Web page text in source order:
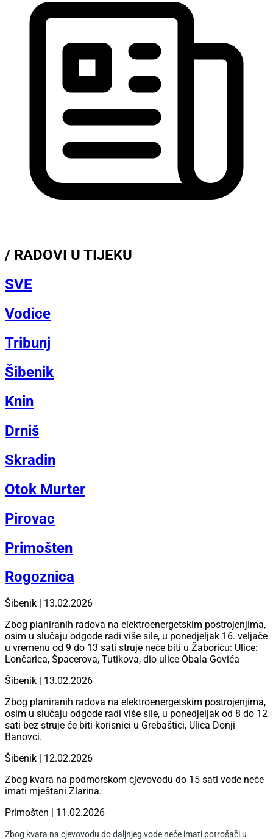
/ RADOVI U TIJEKU
SVE
Vodice
Tribunj
Šibenik
Knin
Drniš
Skradin
Otok Murter
Pirovac
Primošten
Rogoznica
Šibenik | 13.02.2026
Zbog planiranih radova na elektroenergetskim postrojenjima,
osim u slučaju odgode radi više sile, u ponedjeljak 16. veljače
u vremenu od 9 do 13 sati struje neće biti u Žaboriću: Ulice:
Lončarica, Špacerova, Tutikova, dio ulice Obala Govića
Šibenik | 13.02.2026
Zbog planiranih radova na elektroenergetskim postrojenjima,
osim u slučaju odgode radi više sile, u ponedjeljak od 8 do 12
sati bez struje će biti korisnici u Grebaštici, Ulica Donji
Banovci.
Šibenik | 12.02.2026
Zbog kvara na podmorskom cjevovodu do 15 sati vode neće
imati mještani Zlarina.
Primošten | 11.02.2026
Zbog kvara na cjevovodu do daljnjeg vode neće imati potrošači u